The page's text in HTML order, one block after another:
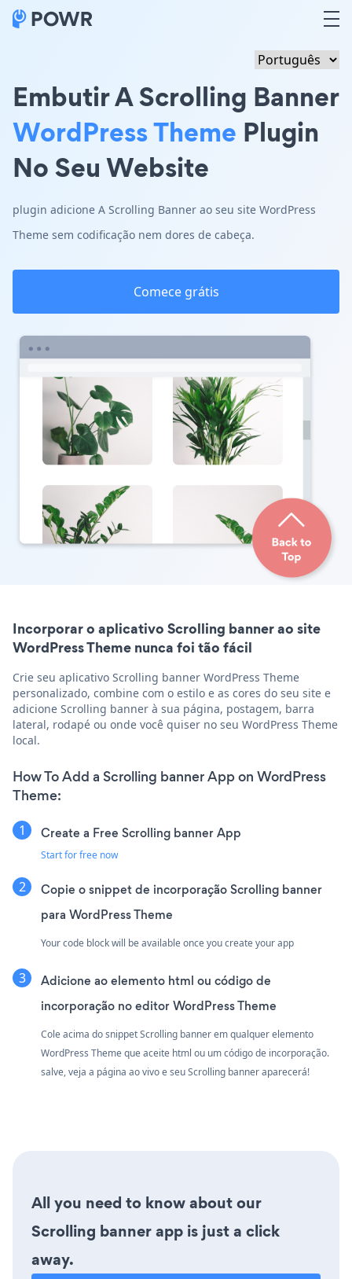
Embutir A Scrolling Banner
WordPress Theme Plugin
No Seu Website
plugin adicione A Scrolling Banner ao seu site WordPress
Theme sem codificação nem dores de cabeça.
Comece grátis
Incorporar o aplicativo Scrolling banner ao site
WordPress Theme nunca foi tão fácil
Crie seu aplicativo Scrolling banner WordPress Theme
personalizado, combine com o estilo e as cores do seu site e
adicione Scrolling banner à sua página, postagem, barra
lateral, rodapé ou onde você quiser no seu WordPress Theme
local.
How To Add a Scrolling banner App on WordPress
Theme:
Create a Free Scrolling banner App
Start for free now
Copie o snippet de incorporação Scrolling banner
para WordPress Theme
Your code block will be available once you create your app
Adicione ao elemento html ou código de
incorporação no editor WordPress Theme
Cole acima do snippet Scrolling banner em qualquer elemento
WordPress Theme que aceite html ou um código de incorporação.
salve, veja a página ao vivo e seu Scrolling banner aparecerá!
All you need to know about our
Scrolling banner app is just a click
away.